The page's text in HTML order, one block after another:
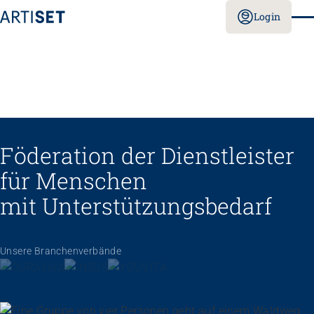
Login
Föderation der Dienstleister
für Menschen
mit Unterstützungs­bedarf
Unsere Branchenverbände